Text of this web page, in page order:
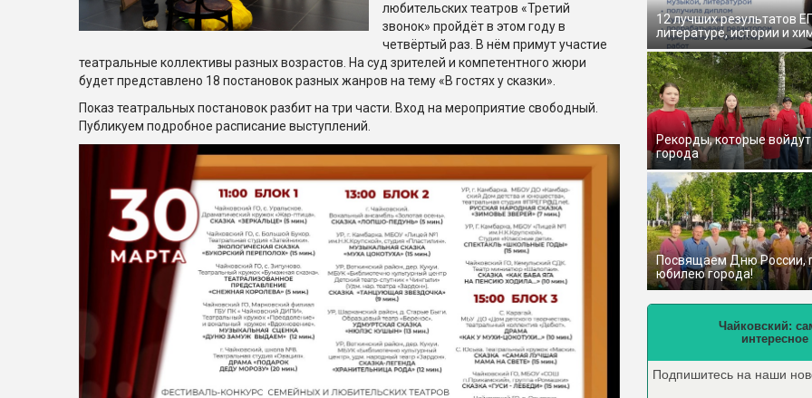
любительских театров «Третий
звонок» пройдёт в этом году в
четвёртый раз. В нём примут участие
театральные коллективы разных возрастов. На суд зрителей и компетентного жюри
будет представлено 18 постановок разных жанров на тему «В гостях у сказки».
Показ театральных постановок разбит на три части. Вход на мероприятие свободный.
Публикуем подробное расписание выступлений.
12 лучших результатов
литературе, истории и
Рекорды, которые
города
Посвящаем Дню России,
юбилею города!
Чайковский:
интересное
Подпишитесь на наши